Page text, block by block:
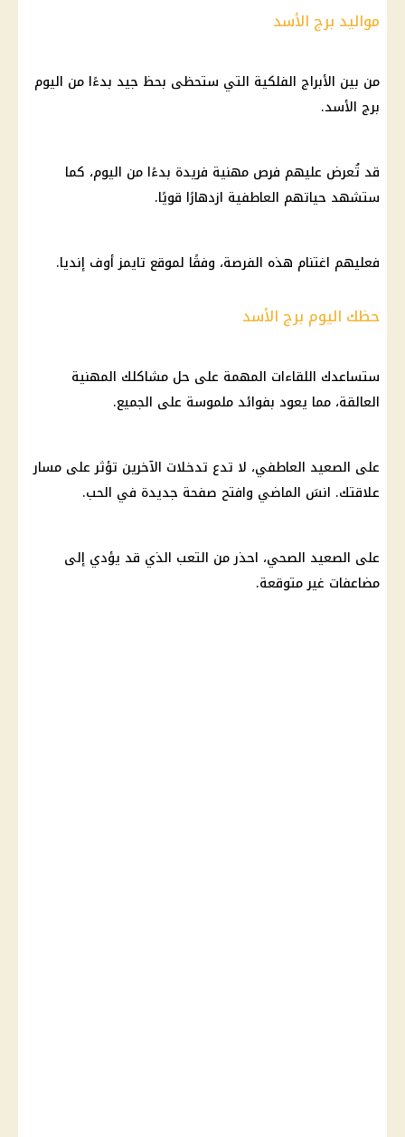
مواليد برج الأسد
من بين الأبراج الفلكية التي ستحظى بحظ جيد بدءًا من اليوم
برج الأسد.
قد تُعرض عليهم فرص مهنية فريدة بدءًا من اليوم، كما
ستشهد حياتهم العاطفية ازدهارًا قويًا.
فعليهم اغتنام هذه الفرصة، وفقًا لموقع تايمز أوف إنديا.
حظك اليوم برج الأسد
ستساعدك اللقاءات المهمة على حل مشاكلك المهنية
العالقة، مما يعود بفوائد ملموسة على الجميع.
على الصعيد العاطفي، لا تدع تدخلات الآخرين تؤثر على مسار
علاقتك. انسَ الماضي وافتح صفحة جديدة في الحب.
على الصعيد الصحي، احذر من التعب الذي قد يؤدي إلى
مضاعفات غير متوقعة.